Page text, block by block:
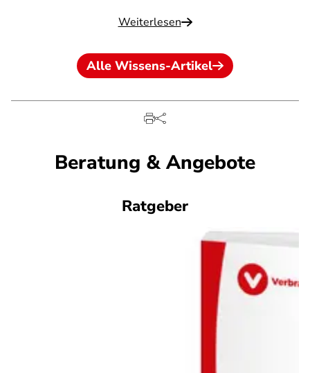
Weiterlesen
Alle Wissens-Artikel
Beratung & Angebote
Ratgeber